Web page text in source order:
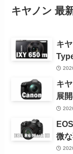
キヤノン 最
キ
キ
展
微